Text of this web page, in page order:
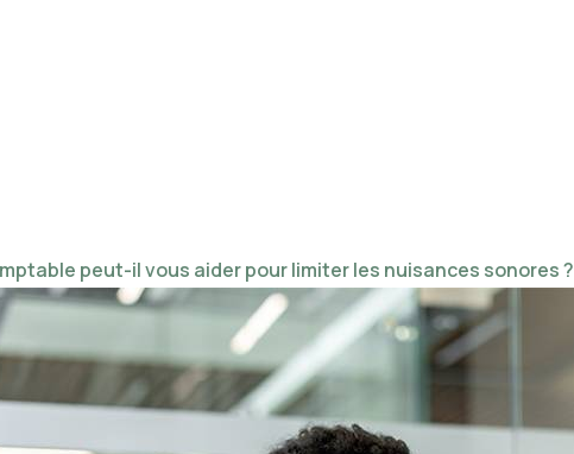
peut-il vous aider pour limiter les nuisances sonores ?